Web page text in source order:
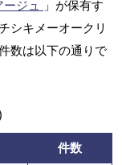
ジュ
」が保有す
シキメーオークリ
数は以下の通りで
件数